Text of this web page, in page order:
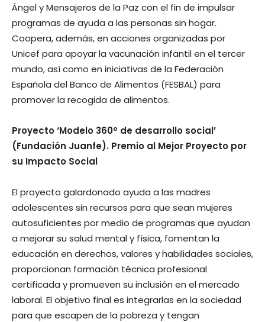
Ángel y Mensajeros de la Paz con el fin de impulsar
programas de ayuda a las personas sin hogar.
Coopera, además, en acciones organizadas por
Unicef para apoyar la vacunación infantil en el tercer
mundo, así como en iniciativas de la Federación
Española del Banco de Alimentos (FESBAL) para
promover la recogida de alimentos.
Proyecto ‘Modelo 360º de desarrollo social’
(Fundación Juanfe). Premio al Mejor Proyecto por
su Impacto Social
El proyecto galardonado ayuda a las madres
adolescentes sin recursos para que sean mujeres
autosuficientes por medio de programas que ayudan
a mejorar su salud mental y física, fomentan la
educación en derechos, valores y habilidades sociales,
proporcionan formación técnica profesional
certificada y promueven su inclusión en el mercado
laboral. El objetivo final es integrarlas en la sociedad
para que escapen de la pobreza y tengan